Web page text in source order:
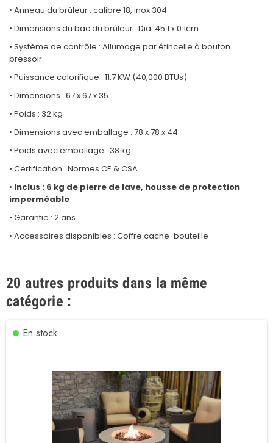
• Anneau du brûleur : calibre 18, inox 304
• Dimensions du bac du brûleur : Dia. 45.1 x 0.1cm
• Système de contrôle : Allumage par étincelle à bouton
pressoir
• Puissance calorifique : 11.7 KW (40,000 BTUs)
• Dimensions : 67 x 67 x 35
• Poids : 32 kg
• Dimensions avec emballage : 78 x 78 x 44
• Poids avec emballage : 38 kg
• Certification : Normes CE & CSA
• Inclus : 6 kg de pierre de lave, housse de protection
imperméable
• Garantie : 2 ans
• Accessoires disponibles : Coffre cache-bouteille
20 autres produits dans la même
catégorie :
En stock